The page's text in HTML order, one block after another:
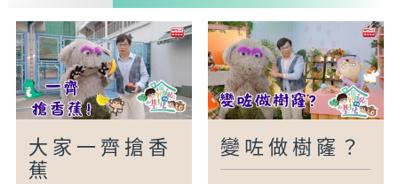
大家一齊搶香
蕉
變咗做樹窿？